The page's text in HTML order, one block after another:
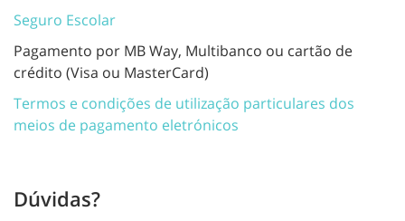
Seguro Escolar
Pagamento por MB Way, Multibanco ou cartão de
crédito (Visa ou MasterCard)
Termos e condições de utilização particulares dos
meios de pagamento eletrónicos
Dúvidas?